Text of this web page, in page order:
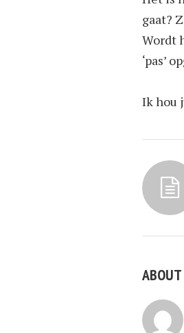
gaat?
Wordt
‘pas’
Ik hou